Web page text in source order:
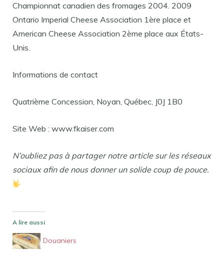
Championnat canadien des fromages 2004. 2009
Ontario Imperial Cheese Association 1ère place et
American Cheese Association 2ème place aux États-
Unis.
Informations de contact
Quatrième Concession, Noyan, Québec, J0J 1B0
Site Web : www.fkaiser.com
N’oubliez pas à partager notre article sur les réseaux
sociaux afin de nous donner un solide coup de pouce.
A lire aussi
Douaniers